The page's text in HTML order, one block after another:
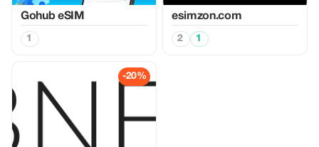
Gohub eSIM
1
esimzon.com
2 1
-20%